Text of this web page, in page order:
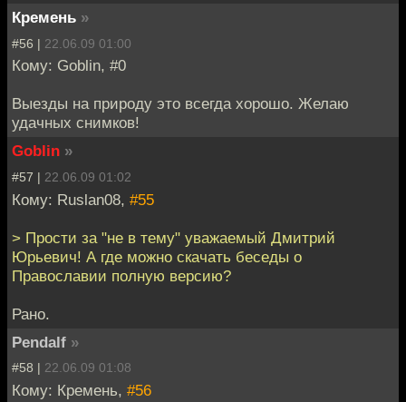
Кремень »
#56 | 22.06.09 01:00
Кому: Goblin, #0
Выезды на природу это всегда хорошо. Желаю
удачных снимков!
Goblin »
#57 | 22.06.09 01:02
Кому: Ruslan08, #55
> Прости за "не в тему" уважаемый Дмитрий
Юрьевич! А где можно скачать беседы о
Православии полную версию?
Рано.
Pendalf »
#58 | 22.06.09 01:08
Кому: Кремень, #56